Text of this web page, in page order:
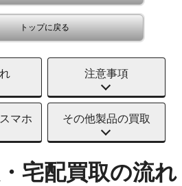
トップに戻る
注意事項
マホ その他製品の買取
宅配買取の流れ